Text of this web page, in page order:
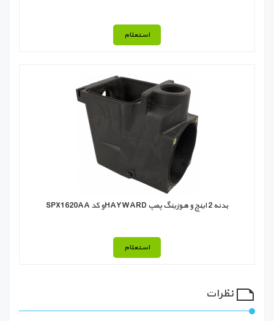
استعلام
بدنه 2 اینچ و هوزينگ پمپ HAYWARDو کد SPX1620AA
استعلام
نظرات